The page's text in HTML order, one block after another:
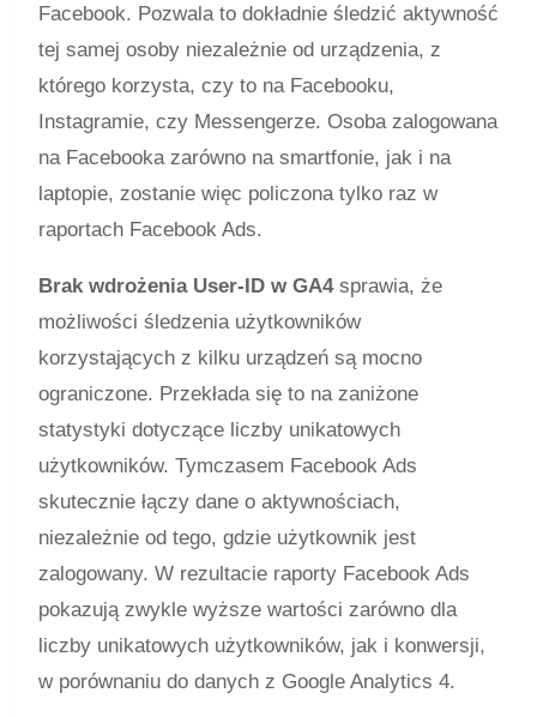
Facebook. Pozwala to dokładnie śledzić aktywność
tej samej osoby niezależnie od urządzenia, z
którego korzysta, czy to na Facebooku,
Instagramie, czy Messengerze. Osoba zalogowana
na Facebooka zarówno na smartfonie, jak i na
laptopie, zostanie więc policzona tylko raz w
raportach Facebook Ads.
Brak wdrożenia User-ID w GA4sprawia, że
możliwości śledzenia użytkowników
korzystających z kilku urządzeń są mocno
ograniczone. Przekłada się to na zaniżone
statystyki dotyczące liczby unikatowych
użytkowników. Tymczasem Facebook Ads
skutecznie łączy dane o aktywnościach,
niezależnie od tego, gdzie użytkownik jest
zalogowany. W rezultacie raporty Facebook Ads
pokazują zwykle wyższe wartości zarówno dla
liczby unikatowych użytkowników, jak i konwersji,
w porównaniu do danych z Google Analytics 4.